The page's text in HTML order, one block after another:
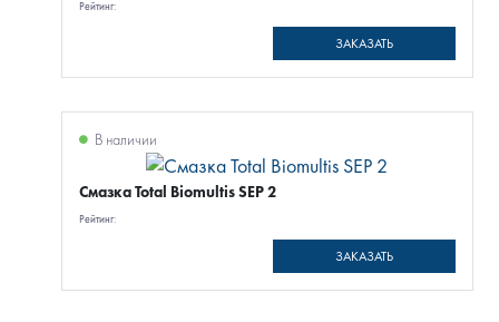
Рейтинг:
ЗАКАЗАТЬ
В наличии
Смазка Total Biomultis SEP 2
Рейтинг:
ЗАКАЗАТЬ